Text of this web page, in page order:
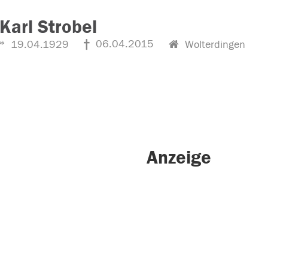
Karl Strobel
19.04.1929 06.04.2015 Wolterdingen
Anzeige